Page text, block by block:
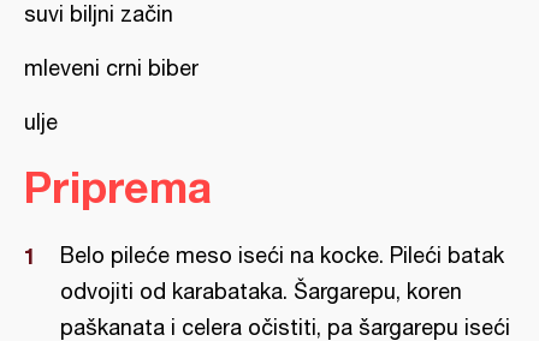
suvi biljni začin
mleveni crni biber
ulje
Priprema
Belo pileće meso iseći na kocke. Pileći batak
odvojiti od karabataka. Šargarepu, koren
paškanata i celera očistiti, pa šargarepu iseći